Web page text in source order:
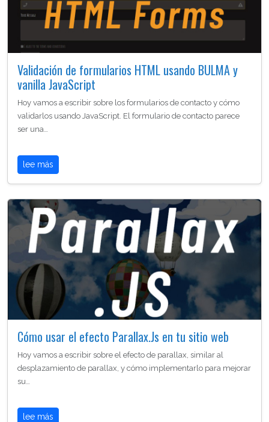
Validación de formularios HTML usando BULMA y
vanilla JavaScript
Hoy vamos a escribir sobre los formularios de contacto y cómo
validarlos usando JavaScript. El formulario de contacto parece
ser una…
lee más
Cómo usar el efecto Parallax.Js en tu sitio web
Hoy vamos a escribir sobre el efecto de parallax, similar al
desplazamiento de parallax, y cómo implementarlo para mejorar
su…
lee más